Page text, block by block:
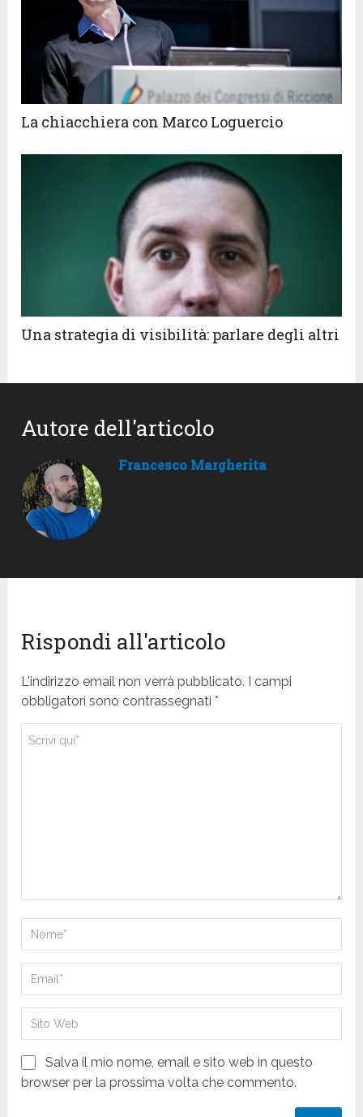
La chiacchiera con Marco Loguercio
Una strategia di visibilità: parlare degli altri
Autore dell'articolo
Francesco Margherita
Rispondi all'articolo
L'indirizzo email non verrà pubblicato. I campi
obbligatori sono contrassegnati *
Salva il mio nome, email e sito web in questo
browser per la prossima volta che commento.